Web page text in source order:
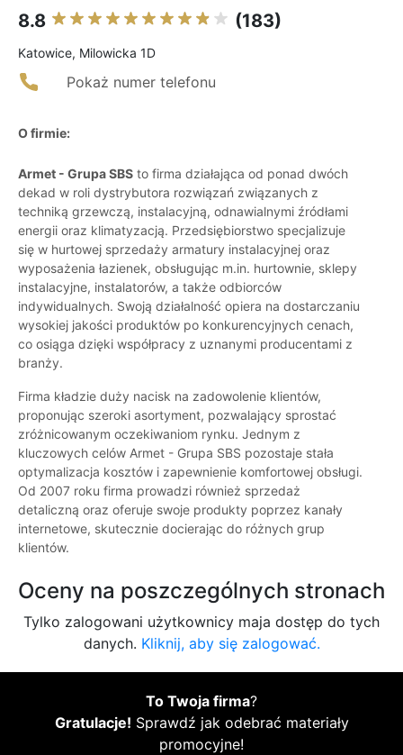
8.8 (183)
Katowice, Milowicka 1D
Pokaż numer telefonu
O firmie:
Armet - Grupa SBS to firma działająca od ponad dwóch
dekad w roli dystrybutora rozwiązań związanych z
techniką grzewczą, instalacyjną, odnawialnymi źródłami
energii oraz klimatyzacją. Przedsiębiorstwo specjalizuje
się w hurtowej sprzedaży armatury instalacyjnej oraz
wyposażenia łazienek, obsługując m.in. hurtownie, sklepy
instalacyjne, instalatorów, a także odbiorców
indywidualnych. Swoją działalność opiera na dostarczaniu
wysokiej jakości produktów po konkurencyjnych cenach,
co osiąga dzięki współpracy z uznanymi producentami z
branży.
Firma kładzie duży nacisk na zadowolenie klientów,
proponując szeroki asortyment, pozwalający sprostać
zróżnicowanym oczekiwaniom rynku. Jednym z
kluczowych celów Armet - Grupa SBS pozostaje stała
optymalizacja kosztów i zapewnienie komfortowej obsługi.
Od 2007 roku firma prowadzi również sprzedaż
detaliczną oraz oferuje swoje produkty poprzez kanały
internetowe, skutecznie docierając do różnych grup
klientów.
Oceny na poszczególnych stronach
Tylko zalogowani użytkownicy maja dostęp do tych
danych. Kliknij, aby się zalogować.
To Twoja firma?
Gratulacje! Sprawdź jak odebrać materiały
promocyjne!